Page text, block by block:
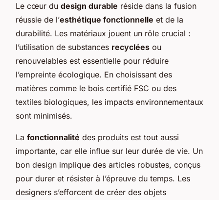
Le cœur du design durable réside dans la fusion
réussie de l’esthétique fonctionnelle et de la
durabilité. Les matériaux jouent un rôle crucial :
l’utilisation de substances recyclées ou
renouvelables est essentielle pour réduire
l’empreinte écologique. En choisissant des
matières comme le bois certifié FSC ou des
textiles biologiques, les impacts environnementaux
sont minimisés.
La fonctionnalité des produits est tout aussi
importante, car elle influe sur leur durée de vie. Un
bon design implique des articles robustes, conçus
pour durer et résister à l’épreuve du temps. Les
designers s’efforcent de créer des objets